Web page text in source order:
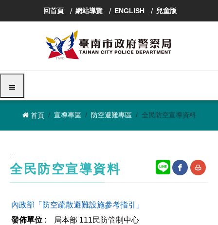
區
回首頁 網站導覽 ENGLISH 兒童版
選單
首頁 宣導專區 防空避難專區 全民防空宣導資料
:::
全民防空宣導資料
內政部「防空疏散避難設施參考指引」
局本部 111民防管制中心